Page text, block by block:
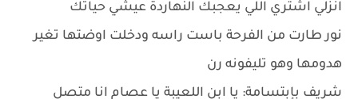
انزلي اشتري اللي يعجبك النهاردة عيشي حياتك
نور طارت من الفرحة باست راسه ودخلت اوضتها تغير
هدومها وهو تليفونه رن
شريف بإبتسامة: يا ابن اللعيبة يا عصام انا متصل